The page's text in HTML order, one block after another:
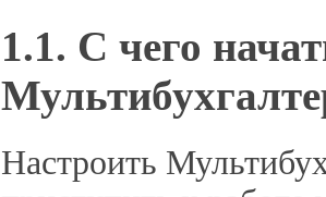
1.1. С чего
Настроить